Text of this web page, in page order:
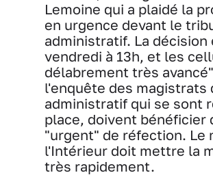
Lemoine qui a plaidé la
en urgence devant le
administratif. La décision
vendredi à 13h, et les
délabrement très
l'enquête des magistrats
administratif qui se sont
place, doivent bénéficier
"urgent" de réfection. Le
l'Intérieur doit mettre la
très rapidement.